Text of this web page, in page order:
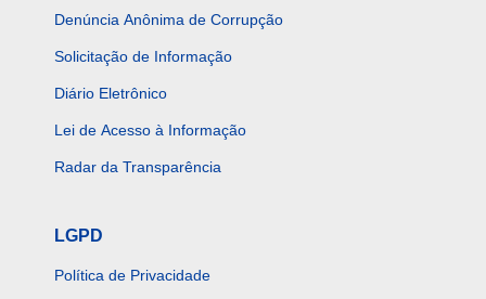
Denúncia Anônima de Corrupção
Solicitação de Informação
Diário Eletrônico
Lei de Acesso à Informação
Radar da Transparência
LGPD
Política de Privacidade